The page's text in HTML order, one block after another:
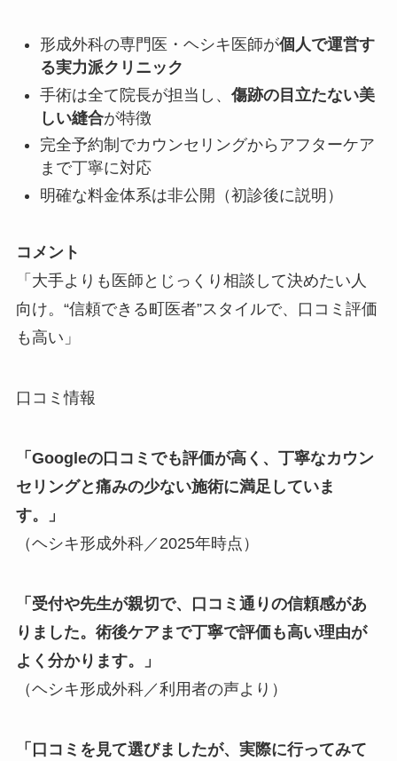
形成外科の専門医・ヘシキ医師が個人で運営す
る実力派クリニック
手術は全て院長が担当し、 傷跡の目立たない美
しい縫合が特徴
完全予約制でカウンセリングからアフターケア
まで丁寧に対応
明確な料金体系は非公開（初診後に説明）
コメント
「大手よりも医師とじっくり相談して決めたい人
向け。“信頼できる町医者”スタイルで、口コミ評価
も高い」
口コミ情報
「Googleの口コミでも評価が高く、丁寧なカウン
セリングと痛みの少ない施術に満足していま
す。」
（ヘシキ形成外科／2025年時点）
「受付や先生が親切で、口コミ通りの信頼感があ
りました。術後ケアまで丁寧で評価も高い理由が
よく分かります。」
（ヘシキ形成外科／利用者の声より）
「口コミを見て選びましたが、実際に行ってみて